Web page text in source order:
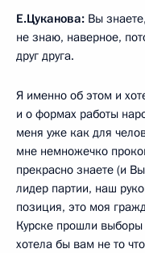
Е.Цуканова: Вы
не знаю, наверное,
друг друга.
Я именно об этом и
и о формах работы
меня уже как для
мне немножечко
прекрасно знаете (и
лидер партии, наш
позиция, это моя
Курске прошли
хотела бы вам не то